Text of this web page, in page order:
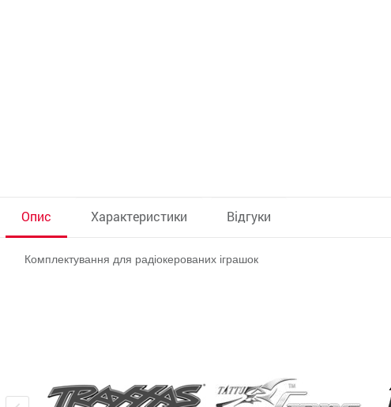
Опис
Комплектування для радіокерованих іграшок
Характеристики Відгуки